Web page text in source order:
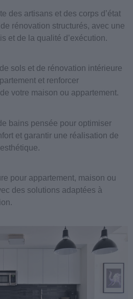
des artisans et des corps d’état
rénovation structurés, avec une
et de la qualité d’exécution.
sols et de rénovation intérieure
et renforcer
votre maison ou appartement.
bains pensée pour optimiser
et garantir une réalisation de
pour appartement, maison ou
des solutions adaptées à